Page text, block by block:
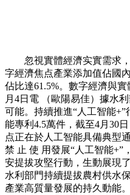
忽視實體經濟实實需求，
字經濟焦点產業添加值佔國
佔比達61.5%。數字經濟與
月4日電 （歐陽易佳）據水
可能。持續推進“人工智能
能專利4.5萬件，截至4月30
点正在於人工智能具備典型
禁 止 使 用發展“人工智能+”
安提拔攻堅行動，生動展現
水利部門持續提拔農村供水
產業高質量發展的持久動能